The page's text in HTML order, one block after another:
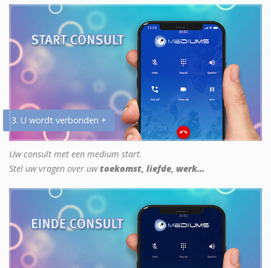
3. U wordt verbonden +
Uw consult met een medium start.
Stel uw vragen over uwtoekomst, liefde, werk...